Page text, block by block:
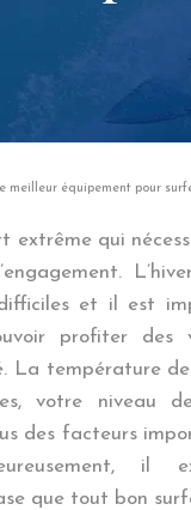
meilleur équipement pour
extrême qui
et il est
profiter des
La température de
votre niveau
des facteurs
il
que tout bon